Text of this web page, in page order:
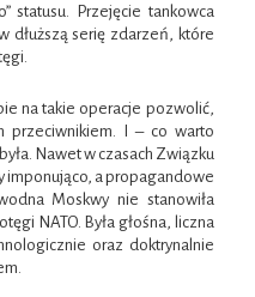
statusu. Przejęcie tankowca
dłuższą serię zdarzeń, które
na takie operacje pozwolić,
przeciwnikiem. I – co warto
Nawet w czasach Związku
imponująco, a propagandowe
Moskwy nie stanowiła
NATO. Była głośna, liczna
oraz doktrynalnie